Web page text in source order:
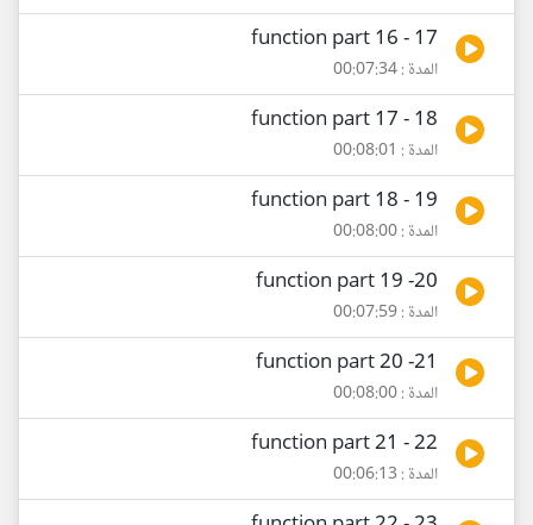
17 - function part 16
المدة : 00:07:34
18 - function part 17
المدة : 00:08:01
19 - function part 18
المدة : 00:08:00
20- function part 19
المدة : 00:07:59
21- function part 20
المدة : 00:08:00
22 - function part 21
المدة : 00:06:13